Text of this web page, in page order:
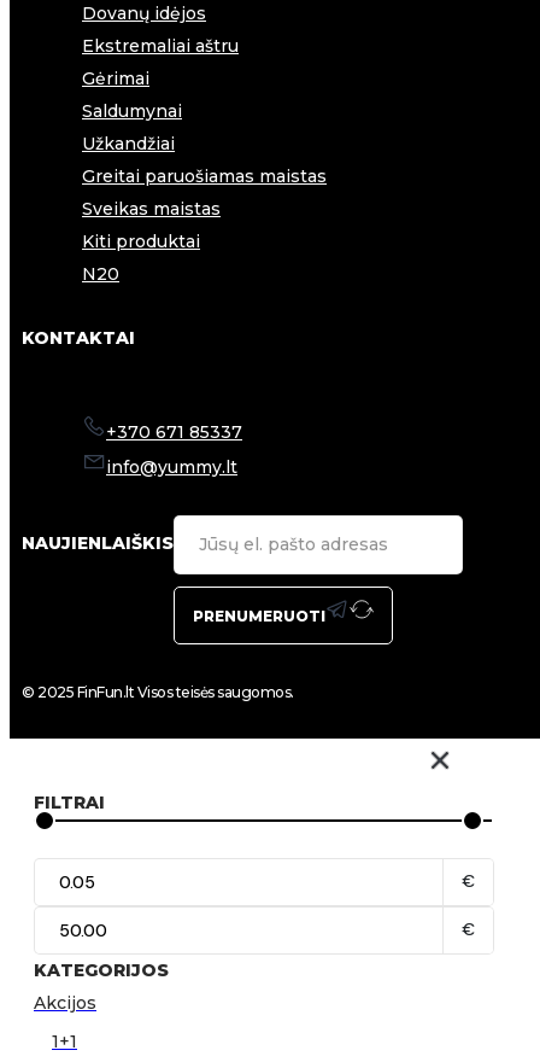
Dovanų idėjos
Ekstremaliai aštru
Gėrimai
Saldumynai
Užkandžiai
Greitai paruošiamas maistas
Sveikas maistas
Kiti produktai
N20
KONTAKTAI
+370 671 85337
info@yummy.lt
NAUJIENLAIŠKIS
PRENUMERUOTI
© 2025 FinFun.lt Visos teisės saugomos.
FILTRAI
€
€
KATEGORIJOS
Akcijos
1+1